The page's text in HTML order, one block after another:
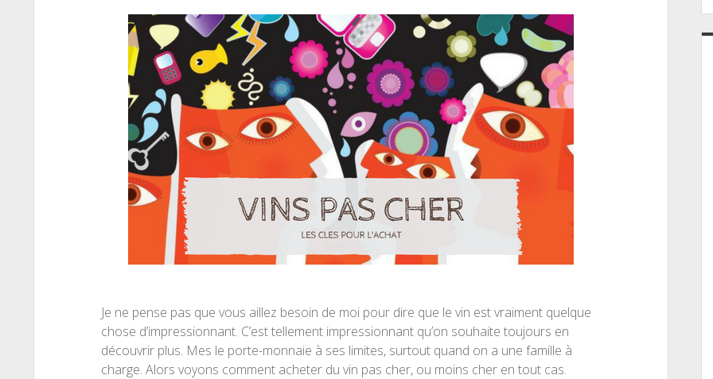
Je ne pense pas que vous aillez besoin de moi pour dire que le vin est vraiment quelque
chose d’impressionnant. C’est tellement impressionnant qu’on souhaite toujours en
découvrir plus. Mes le porte-monnaie à ses limites, surtout quand on a une famille à
charge. Alors voyons comment acheter du vin pas cher, ou moins cher en tout cas.